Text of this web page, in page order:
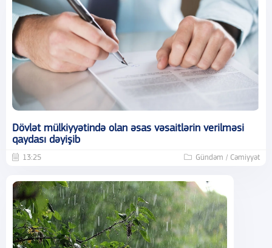
Dövlət mülkiyyətində olan əsas vəsaitlərin verilməsi
qaydası dəyişib
13:25 Gündəm / Cəmiyyət